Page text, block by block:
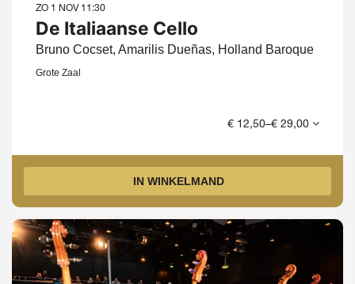
De Italiaanse Cello
Bruno Cocset, Amarilis Dueñas, Holland Baroque
ZO 1 NOV 11:30
Grote Zaal
€ 12,50–€ 29,00
IN WINKELMAND